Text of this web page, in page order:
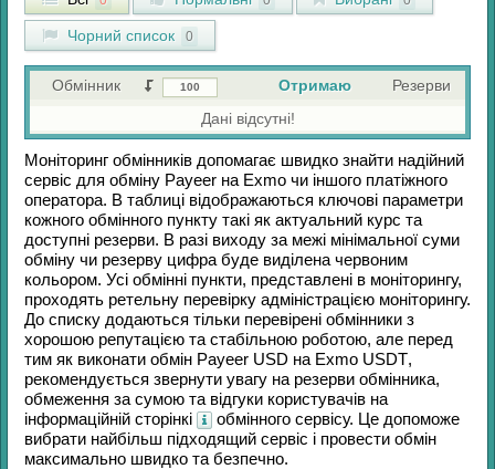
Чорний список 0
Обмінник Отримаю
Резерви
Дані відсутні!
Моніторинг обмінників допомагає швидко знайти надійний
сервіс для обміну Payeer на Exmo чи іншого платіжного
оператора. В таблиці відображаються ключові параметри
кожного обмінного пункту такі як актуальний курс та
доступні резерви. В разі виходу за межі мінімальної суми
обміну чи резерву цифра буде виділена червоним
кольором. Усі обмінні пункти, представлені в моніторингу,
проходять ретельну перевірку адміністрацією моніторингу.
До списку додаються тільки перевірені обмінники з
хорошою репутацією та стабільною роботою, але перед
тим як виконати обмін Payeer USD на Exmo USDT,
рекомендується звернути увагу на резерви обмінника,
обмеження за сумою та відгуки користувачів на
інформаційній сторінкі
обмінного сервісу. Це допоможе
вибрати найбільш підходящий сервіс і провести обмін
максимально швидко та безпечно.